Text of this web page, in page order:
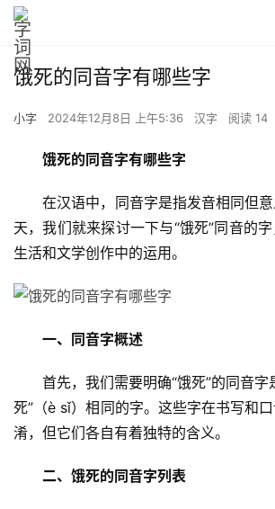
饿死的同音字有哪些字
小字 2024年12月8日 上午5:36 汉字 阅读 14
饿死的同音字有哪些字
在汉语中，同音字是指发音相同但意
天，我们就来探讨一下与“饿死”同音的
生活和文学创作中的运用。
一、同音字概述
首先，我们需要明确“饿死”的同音字
死”（è sǐ）相同的字。这些字在书写和
淆，但它们各自有着独特的含义。
二、饿死的同音字列表